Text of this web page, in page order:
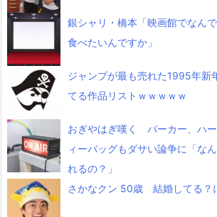
銀シャリ・橋本「映画館でなん
食べたいんですか」
ジャンプが最も売れた1995年新
てる作品リストｗｗｗｗｗ
おぎやはぎ嘆く パーカー、ハ
ィーバッグもダサい論争に「な
れるの？」
さかなクン 50歳 結婚してる？